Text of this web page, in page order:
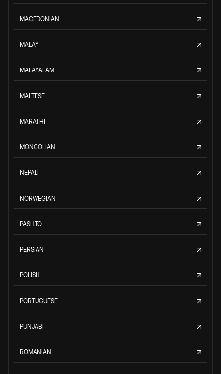
MACEDONIAN
MALAY
MALAYALAM
MALTESE
MARATHI
MONGOLIAN
NEPALI
NORWEGIAN
PASHTO
PERSIAN
POLISH
PORTUGUESE
PUNJABI
ROMANIAN